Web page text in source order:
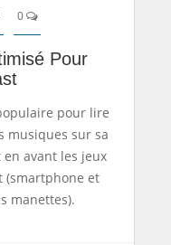
0
Pour
pour lire
musiques sur sa
en avant les jeux
(smartphone et
manettes).